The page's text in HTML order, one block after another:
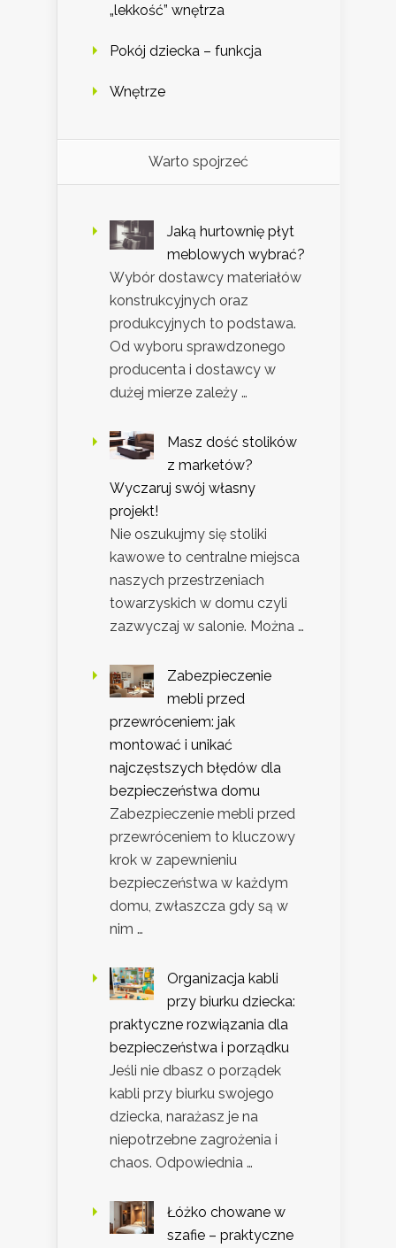
„lekkość” wnętrza
Pokój dziecka – funkcja
Wnętrze
Warto spojrzeć
Jaką hurtownię płyt
meblowych wybrać?
Wybór dostawcy materiałów
konstrukcyjnych oraz
produkcyjnych to podstawa.
Od wyboru sprawdzonego
producenta i dostawcy w
dużej mierze zależy …
Masz dość stolików
z marketów?
Wyczaruj swój własny
projekt!
Nie oszukujmy się stoliki
kawowe to centralne miejsca
naszych przestrzeniach
towarzyskich w domu czyli
zazwyczaj w salonie. Można …
Zabezpieczenie
mebli przed
przewróceniem: jak
montować i unikać
najczęstszych błędów dla
bezpieczeństwa domu
Zabezpieczenie mebli przed
przewróceniem to kluczowy
krok w zapewnieniu
bezpieczeństwa w każdym
domu, zwłaszcza gdy są w
nim …
Organizacja kabli
przy biurku dziecka:
praktyczne rozwiązania dla
bezpieczeństwa i porządku
Jeśli nie dbasz o porządek
kabli przy biurku swojego
dziecka, narażasz je na
niepotrzebne zagrożenia i
chaos. Odpowiednia …
Łóżko chowane w
szafie – praktyczne